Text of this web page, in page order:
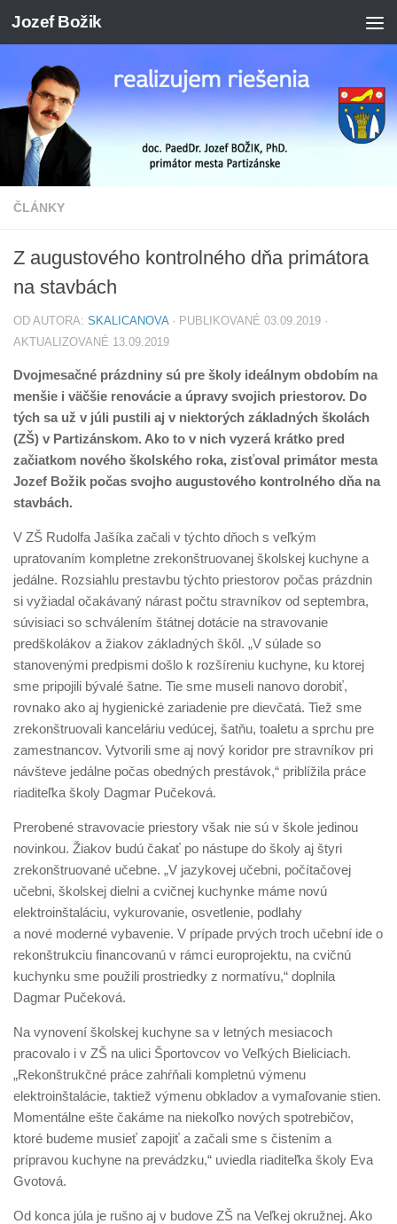
Preskočiť na obsah
Jozef Božik
ČLÁNKY
Z augustového kontrolného dňa primátora
na stavbách
OD AUTORA: SKALICANOVA · PUBLIKOVANÉ 03.09.2019 ·
AKTUALIZOVANÉ 13.09.2019
Dvojmesačné prázdniny sú pre školy ideálnym obdobím na
menšie i väčšie renovácie a úpravy svojich priestorov. Do
tých sa už v júli pustili aj v niektorých základných školách
(ZŠ) v Partizánskom. Ako to v nich vyzerá krátko pred
začiatkom nového školského roka, zisťoval primátor mesta
Jozef Božik počas svojho augustového kontrolného dňa na
stavbách.
V ZŠ Rudolfa Jašíka začali v týchto dňoch s veľkým
upratovaním kompletne zrekonštruovanej školskej kuchyne a
jedálne. Rozsiahlu prestavbu týchto priestorov počas prázdnin
si vyžiadal očakávaný nárast počtu stravníkov od septembra,
súvisiaci so schválením štátnej dotácie na stravovanie
predškolákov a žiakov základných škôl. „V súlade so
stanovenými predpismi došlo k rozšíreniu kuchyne, ku ktorej
sme pripojili bývalé šatne. Tie sme museli nanovo dorobiť,
rovnako ako aj hygienické zariadenie pre dievčatá. Tiež sme
zrekonštruovali kanceláriu vedúcej, šatňu, toaletu a sprchu pre
zamestnancov. Vytvorili sme aj nový koridor pre stravníkov pri
návšteve jedálne počas obedných prestávok,“ priblížila práce
riaditeľka školy Dagmar Pučeková.
Prerobené stravovacie priestory však nie sú v škole jedinou
novinkou. Žiakov budú čakať po nástupe do školy aj štyri
zrekonštruované učebne. „V jazykovej učebni, počítačovej
učebni, školskej dielni a cvičnej kuchynke máme novú
elektroinštaláciu, vykurovanie, osvetlenie, podlahy
a nové moderné vybavenie. V prípade prvých troch učební ide o
rekonštrukciu financovanú v rámci europrojektu, na cvičnú
kuchynku sme použili prostriedky z normatívu,“ doplnila
Dagmar Pučeková.
Na vynovení školskej kuchyne sa v letných mesiacoch
pracovalo i v ZŠ na ulici Športovcov vo Veľkých Bieliciach.
„Rekonštrukčné práce zahŕňali kompletnú výmenu
elektroinštalácie, taktiež výmenu obkladov a vymaľovanie stien.
Momentálne ešte čakáme na niekoľko nových spotrebičov,
ktoré budeme musieť zapojiť a začali sme s čistením a
prípravou kuchyne na prevádzku,“ uviedla riaditeľka školy Eva
Gvotová.
Od konca júla je rušno aj v budove ZŠ na Veľkej okružnej. Ako